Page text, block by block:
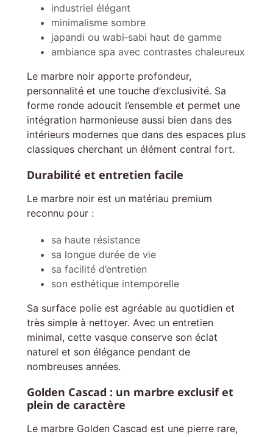
industriel élégant
minimalisme sombre
japandi ou wabi‑sabi haut de gamme
ambiance spa avec contrastes chaleureux
Le marbre noir apporte profondeur,
personnalité et une touche d’exclusivité. Sa
forme ronde adoucit l’ensemble et permet une
intégration harmonieuse aussi bien dans des
intérieurs modernes que dans des espaces plus
classiques cherchant un élément central fort.
Durabilité et entretien facile
Le marbre noir est un matériau premium
reconnu pour :
sa haute résistance
sa longue durée de vie
sa facilité d’entretien
son esthétique intemporelle
Sa surface polie est agréable au quotidien et
très simple à nettoyer. Avec un entretien
minimal, cette vasque conserve son éclat
naturel et son élégance pendant de
nombreuses années.
Golden Cascad : un marbre exclusif et
plein de caractère
Le marbre Golden Cascad est une pierre rare,